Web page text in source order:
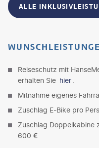
ALLE
Reiseschutz mit
erhalten Sie hier
Mitnahme eigenes
Zuschlag E-Bike pro
Zuschlag Doppelkabine
600 €